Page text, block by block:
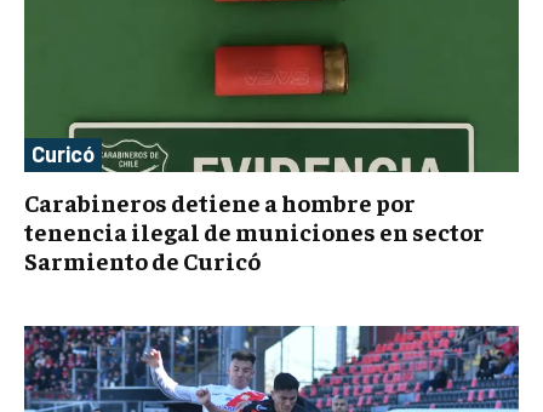
Curicó
Carabineros detiene a hombre por
tenencia ilegal de municiones en sector
Sarmiento de Curicó